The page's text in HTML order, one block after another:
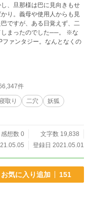
、旦那様は巴に見向きもせ
り。義母や使用人からも見
ですが、ある日覚えず、二
ったのでした──。 ※な
ァンタジー。なんとなくの
件
取り 二穴
妖狐
感想数 0
文字数 19,838
登録日 2021.05.01
お気に入り追加 151